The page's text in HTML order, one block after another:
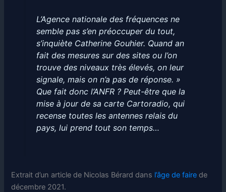
L’Agence nationale des fréquences ne
semble pas s’en préoccuper du tout,
s’inquiète Catherine Gouhier. Quand an
fait des mesures sur des sites ou l’on
trouve des niveaux très élevés, on leur
signale, mais on n’a pas de réponse. »
Que fait donc l’ANFR ? Peut-être que la
mise à jour de sa carte Cartoradio, qui
recense toutes les antennes relais du
pays, lui prend tout son temps…
Extrait d’un article de Nicolas Bérard dans l’âge de faire de
décembre 2021.